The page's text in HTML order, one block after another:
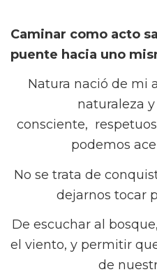
Caminar como acto
puente hacia uno
Natura nació de mi
naturaleza
consciente,
podemos
No se trata de
dejarnos tocar
De escuchar al
el viento, y permitir
de